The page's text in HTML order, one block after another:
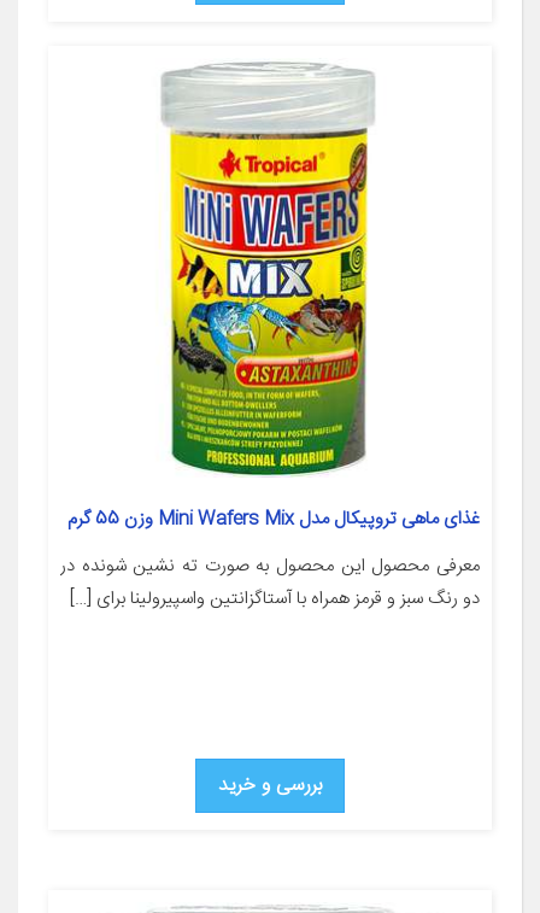
غذای ماهی تروپیکال مدل Mini Wafers Mix وزن 55 گرم
معرفی محصول این محصول به صورت ته نشین شونده در
دو رنگ سبز و قرمز همراه با آستاگزانتین واسپیرولینا برای […]
بررسی و خرید